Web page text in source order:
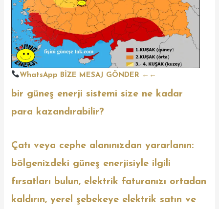
WhatsApp BİZE MESAJ GÖNDER ←←
bir güneş enerji sistemi size ne kadar
para kazandırabilir?
Çatı veya cephe alanınızdan yararlanın:
bölgenizdeki güneş enerjisiyle ilgili
fırsatları bulun, elektrik faturanızı ortadan
kaldırın, yerel şebekeye elektrik satın ve